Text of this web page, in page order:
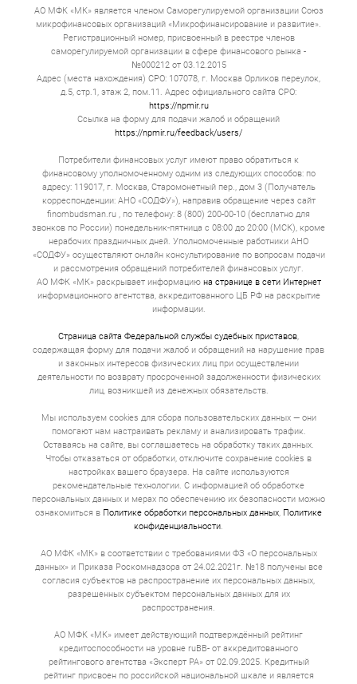
АО МФК «МК» является членом Саморегулируемой организации Союз
микрофинансовых организаций «Микрофинансирование и развитие».
Регистрационный номер, присвоенный в реестре членов
саморегулируемой организации в сфере финансового рынка -
№000212 от 03.12.2015
Адрес (места нахождения) СРО: 107078, г. Москва Орликов переулок,
д.5, стр.1, этаж 2, пом.11. Адрес официального сайта СРО:
https://npmir.ru
Ссылка на форму для подачи жалоб и обращений
https://npmir.ru/feedback/users/
Потребители финансовых услуг имеют право обратиться к
финансовому уполномоченному одним из следующих способов: по
адресу: 119017, г. Москва, Старомонетный пер., дом 3 (Получатель
корреспонденции: АНО «СОДФУ»), направив обращение через сайт
finombudsman.ru , по телефону: 8 (800) 200-00-10 (бесплатно для
звонков по России) понедельник-пятница с 08:00 до 20:00 (МСК), кроме
нерабочих праздничных дней. Уполномоченные работники АНО
«СОДФУ» осуществляют онлайн консультирование по вопросам подачи
и рассмотрения обращений потребителей финансовых услуг.
АО МФК «МК» раскрывает информацию на странице в сети Интернет
информационного агентства, аккредитованного ЦБ РФ на раскрытие
информации.
Страница сайта Федеральной службы судебных приставов,
содержащая форму для подачи жалоб и обращений на нарушение прав
и законных интересов физических лиц при осуществлении
деятельности по возврату просроченной задолженности физических
лиц, возникшей из денежных обязательств.
Мы используем cookies для сбора пользовательских данных — они
помогают нам настраивать рекламу и анализировать трафик.
Оставаясь на сайте, вы соглашаетесь на обработку таких данных.
Чтобы отказаться от обработки, отключите сохранение cookies в
настройках вашего браузера. На сайте используются
рекомендательные технологии. С информацией об обработке
персональных данных и мерах по обеспечению их безопасности можно
ознакомиться в Политике обработки персональных данных, Политике
конфиденциальности.
АО МФК «МК» в соответствии с требованиями ФЗ «О персональных
данных» и Приказа Роскомнадзора от 24.02.2021г. №18 получены все
согласия субъектов на распространение их персональных данных,
разрешенных субъектом персональных данных для их
распространения.
АО МФК «МК» имеет действующий подтверждённый рейтинг
кредитоспособности на уровне ruBB- от аккредитованного
рейтингового агентства «Эксперт РА» от 02.09.2025. Кредитный
рейтинг присвоен по российской национальной шкале и является